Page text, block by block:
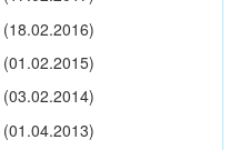
(18.02.2016)
(01.02.2015)
(03.02.2014)
(01.04.2013)